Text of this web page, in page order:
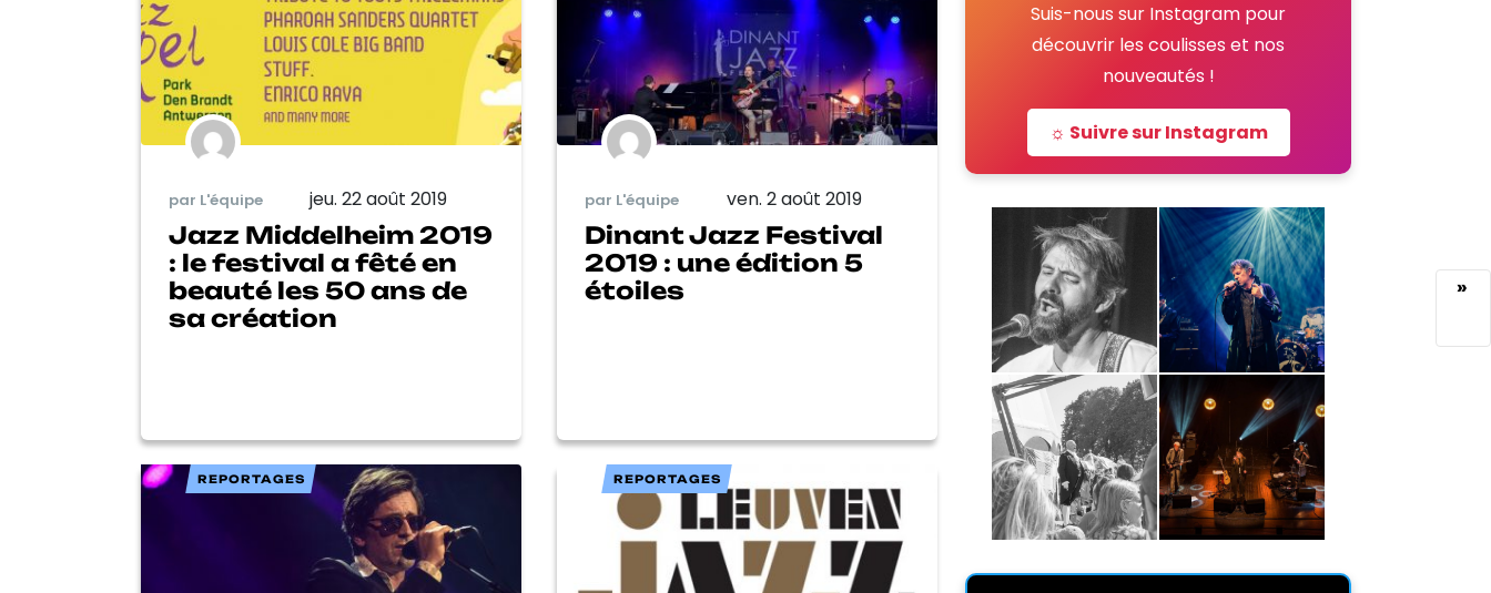
par L'équipe jeu. 22 août 2019
Jazz Middelheim 2019
: le festival a fêté en
beauté les 50 ans de
sa création
par L'équipe ven. 2 août 2019
Dinant Jazz Festival
2019 : une édition 5
étoiles
REPORTAGES REPORTAGES
»
Suis-nous sur Instagram pour
découvrir les coulisses et nos
nouveautés !
☼ Suivre sur Instagram